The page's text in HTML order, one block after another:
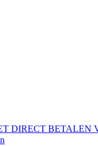
DIRECT BETALEN